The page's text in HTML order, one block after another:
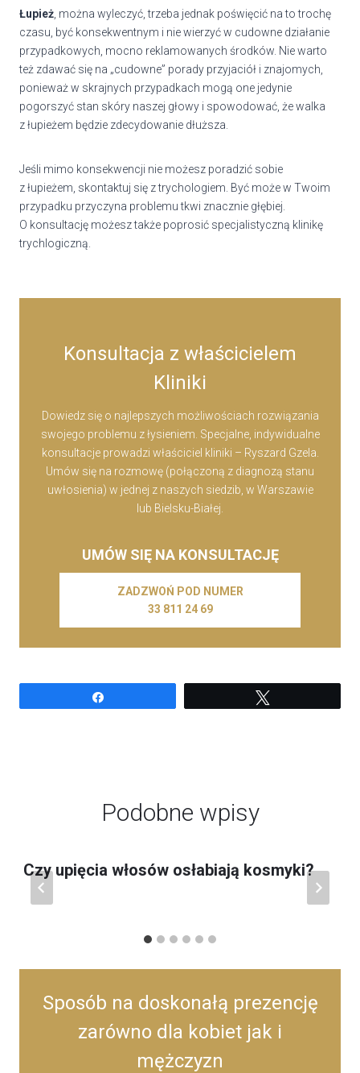
Łupież , można wyleczyć, trzeba jednak poświęcić na to trochę
czasu, być konsekwentnym i nie wierzyć w cudowne działanie
przypadkowych, mocno reklamowanych środków. Nie warto
też zdawać się na „cudowne” porady przyjaciół i znajomych,
ponieważ w skrajnych przypadkach mogą one jedynie
pogorszyć stan skóry naszej głowy i spowodować, że walka
z łupieżem będzie zdecydowanie dłuższa.
Jeśli mimo konsekwencji nie możesz poradzić sobie
z łupieżem, skontaktuj się z trychologiem. Być może w Twoim
przypadku przyczyna problemu tkwi znacznie głębiej.
O konsultację możesz także poprosić specjalistyczną klinikę
trychlogiczną.
Konsultacja z właścicielem
Kliniki
Dowiedz się o najlepszych możliwościach rozwiązania
swojego problemu z łysieniem. Specjalne, indywidualne
konsultacje prowadzi właściciel kliniki – Ryszard Gzela.
Umów się na rozmowę (połączoną z diagnozą stanu
uwłosienia) w jednej z naszych siedzib, w Warszawie
lub Bielsku-Białej.
UMÓW SIĘ NA KONSULTACJĘ
ZADZWOŃ POD NUMER
33 811 24 69
Podobne wpisy
Czy upięcia włosów osłabiają kosmyki?
Sposób na doskonałą prezencję
zarówno dla kobiet jak i
mężczyzn